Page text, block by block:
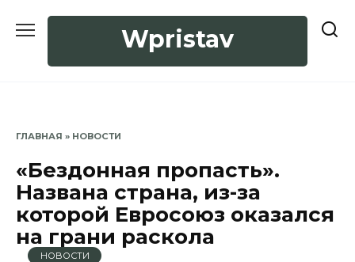
Wpristav
ГЛАВНАЯ » НОВОСТИ
«Бездонная пропасть».
Названа страна, из-за
которой Евросоюз оказался
на грани раскола
НОВОСТИ